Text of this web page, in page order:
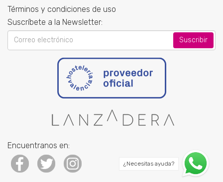
Términos y condiciones de uso
Suscríbete a la Newsletter:
Your
Encuentranos en:
¿Necesitas ayuda?